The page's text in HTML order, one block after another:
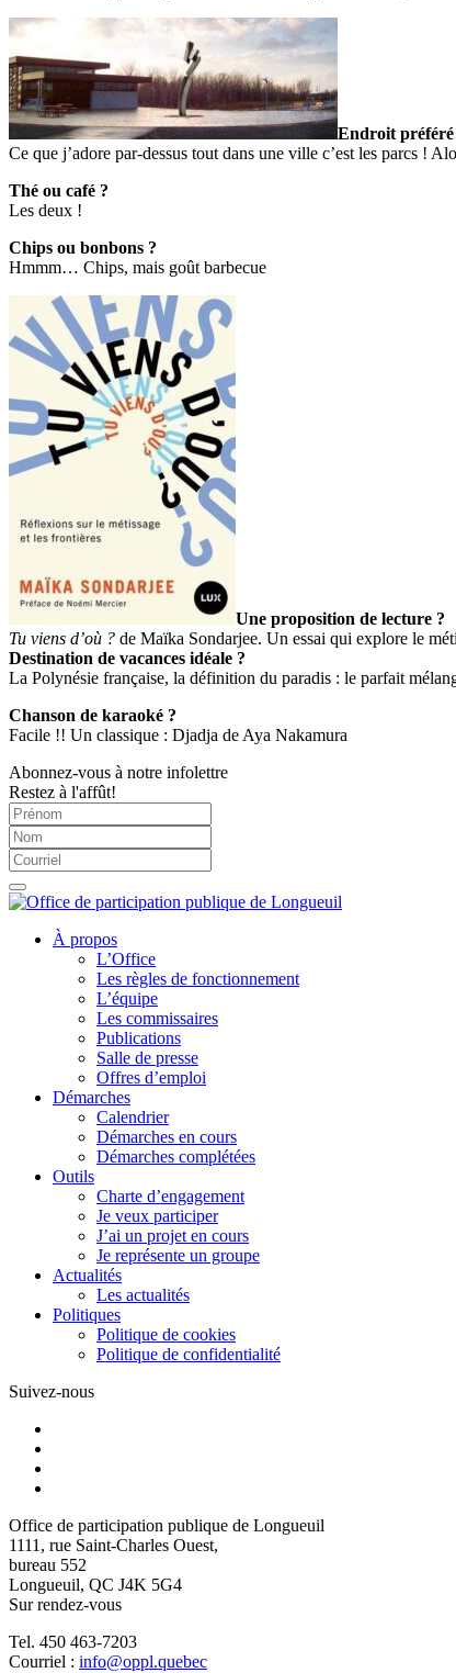
Endroit préféré
Ce que j’adore par-dessus tout dans une ville c’est les parcs !
Thé ou café ?
Les deux !
Chips ou bonbons ?
Hmmm… Chips, mais goût barbecue
Une proposition de lecture ?
Tu viens d’où ? de Maïka Sondarjee. Un essai qui explore le
Destination de vacances idéale ?
La Polynésie française, la définition du paradis : le parfait
Chanson de karaoké ?
Facile !! Un classique : Djadja de Aya Nakamura
Abonnez-vous à notre infolettre
Restez à l'affût!
À propos
L’Office
Les règles de fonctionnement
L’équipe
Les commissaires
Publications
Salle de presse
Offres d’emploi
Démarches
Calendrier
Démarches en cours
Démarches complétées
Outils
Charte d’engagement
Je veux participer
J’ai un projet en cours
Je représente un groupe
Actualités
Les actualités
Politiques
Politique de cookies
Politique de confidentialité
Suivez-nous
Office de participation publique de Longueuil
1111, rue Saint-Charles Ouest,
bureau 552
Longueuil, QC J4K 5G4
Sur rendez-vous
Tel. 450 463-7203
Courriel : info@oppl.quebec